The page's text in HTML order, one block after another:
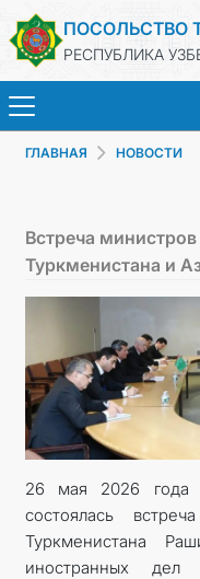
ПОСОЛЬСТВО
РЕСПУБЛИКА
ГЛАВНАЯ НОВОСТИ
Встреча
Туркменистана и
26 мая 2026 года
состоялась
Туркменистана
иностранных дел